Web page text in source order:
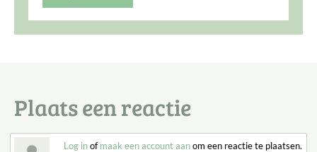
Plaats een reactie
Log inofmaak een account aanom een reactie te plaatsen.